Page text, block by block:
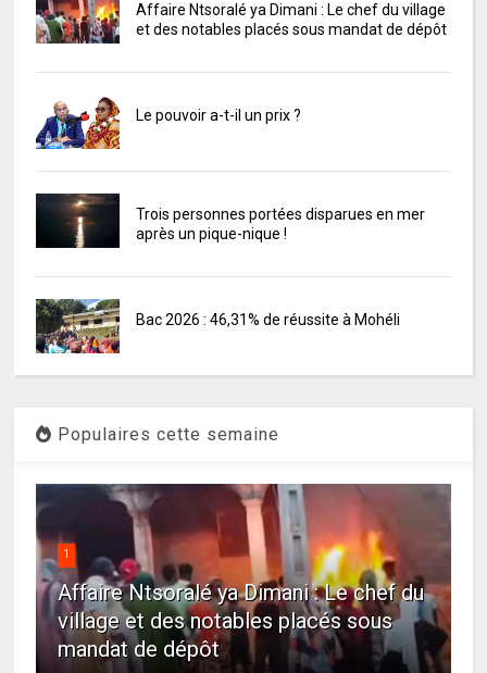
Affaire Ntsoralé ya Dimani : Le chef du village
et des notables placés sous mandat de dépôt
Le pouvoir a-t-il un prix ?
Trois personnes portées disparues en mer
après un pique-nique !
Bac 2026 : 46,31% de réussite à Mohéli
Populaires cette semaine
1
Affaire Ntsoralé ya Dimani : Le chef du
village et des notables placés sous
mandat de dépôt